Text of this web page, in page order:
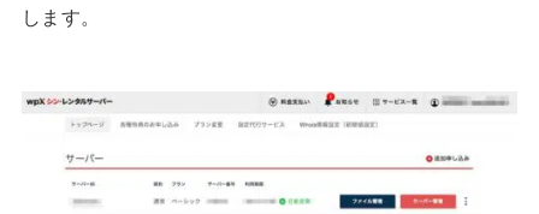
します。